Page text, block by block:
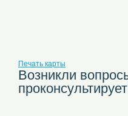
Печать карты
Возникли